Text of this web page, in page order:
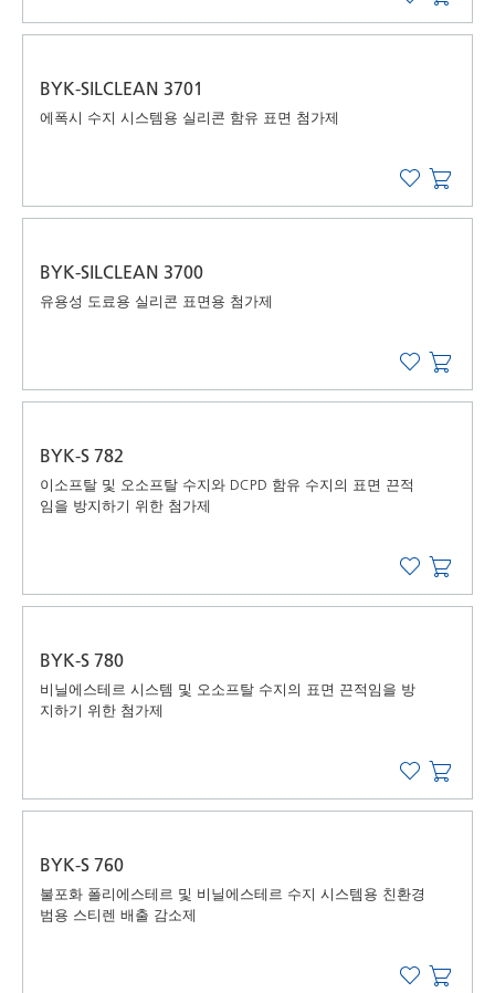
BYK-SILCLEAN 3701
에폭시 수지 시스템용 실리콘 함유 표면 첨가제
BYK-SILCLEAN 3700
유용성 도료용 실리콘 표면용 첨가제
BYK-S 782
이소프탈 및 오소프탈 수지와 DCPD 함유 수지의 표면 끈적
임을 방지하기 위한 첨가제
BYK-S 780
비닐에스테르 시스템 및 오소프탈 수지의 표면 끈적임을 방
지하기 위한 첨가제
BYK-S 760
불포화 폴리에스테르 및 비닐에스테르 수지 시스템용 친환경
범용 스티렌 배출 감소제